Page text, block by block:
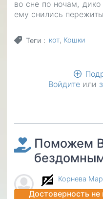
во сне по ночам,
ему снились
Теги кот Кошки
Войдите или
Поможем
Корнева
Достоверность не